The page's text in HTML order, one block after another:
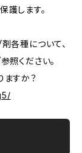
護します。
各種について、
照ください。
ますか？